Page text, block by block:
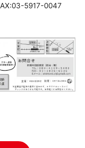
5917-0047